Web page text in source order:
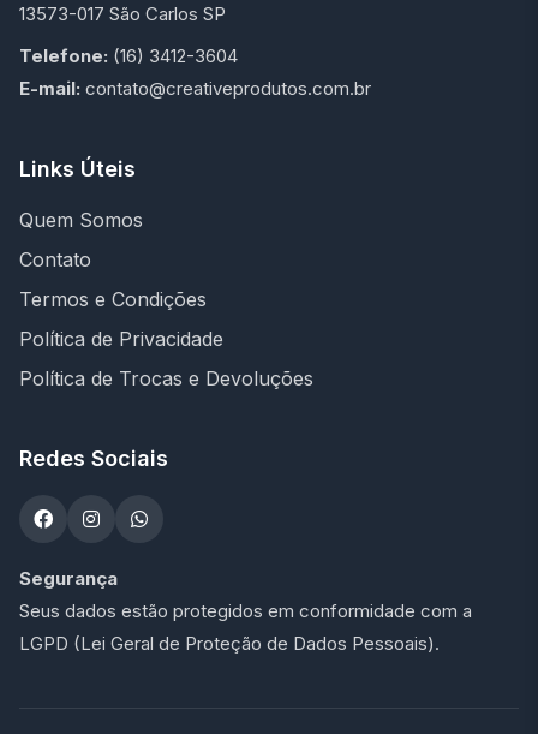
13573-017 São Carlos SP
Telefone: (16) 3412-3604
E-mail: contato@creativeprodutos.com.br
Links Úteis
Quem Somos
Contato
Termos e Condições
Política de Privacidade
Política de Trocas e Devoluções
Redes Sociais
Segurança
Seus dados estão protegidos em conformidade com a
LGPD (Lei Geral de Proteção de Dados Pessoais).